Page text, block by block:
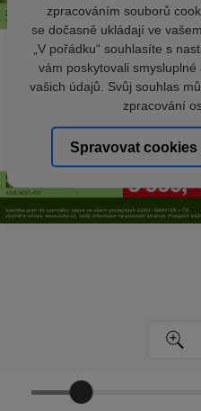
zpracováním souborů
se dočasně ukládají ve
„V pořádku“ souhlasíte s
vám poskytovali
vašich údajů. Svůj souhlas
zpracování
Spravovat cookies